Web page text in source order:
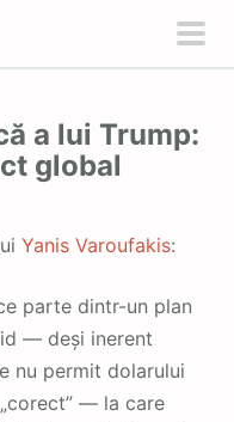
a lui Trump:
global
Yanis Varoufakis:
parte dintr-un plan
— deși inerent
nu permit dolarului
— la care